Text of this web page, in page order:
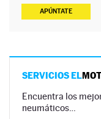
APÚNTATE
SERVICIOS EL
Encuentra los
neumáticos…